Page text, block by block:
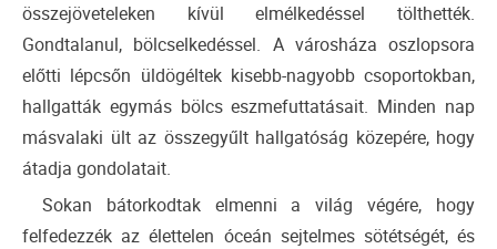
összejöveteleken kívül elmélkedéssel tölthették.
Gondtalanul, bölcselkedéssel. A városháza oszlopsora
előtti lépcsőn üldögéltek kisebb-nagyobb csoportokban,
hallgatták egymás bölcs eszmefuttatásait. Minden nap
másvalaki ült az összegyűlt hallgatóság közepére, hogy
átadja gondolatait.
Sokan bátorkodtak elmenni a világ végére, hogy
felfedezzék az élettelen óceán sejtelmes sötétségét, és